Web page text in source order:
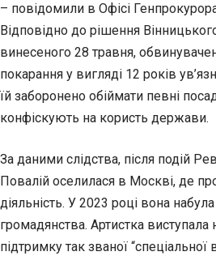
– повідомили в Офісі
Відповідно до рішення
винесеного 28 травня,
покарання у вигляді 12 років
їй заборонено обіймати певні
конфіскують на користь держави.
За даними слідства, після подій
Повалій оселилася в Москві, де
діяльність. У 2023 році вона
громадянства. Артистка виступала
підтримку так званої “спеціальної